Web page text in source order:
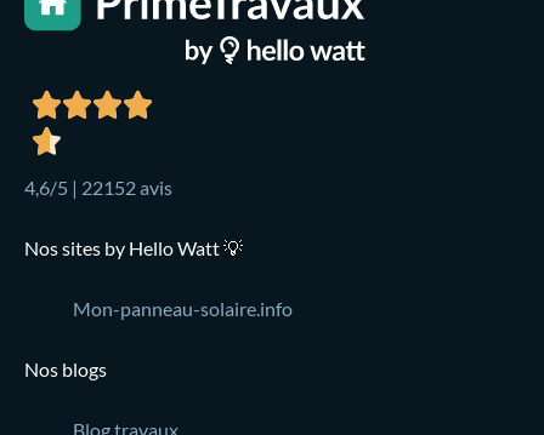
4,6/5 | 22152 avis
Nos sites by Hello Watt 💡
Mon-panneau-solaire.info
Nos blogs
Blog travaux